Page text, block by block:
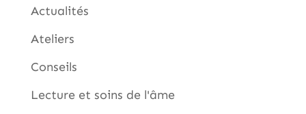
Actualités
Ateliers
Conseils
Lecture et soins de l'âme